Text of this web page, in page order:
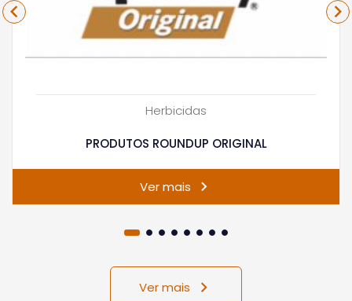
Herbicidas
PRODUTOS ROUNDUP ORIGINAL
Ver mais
Ver mais